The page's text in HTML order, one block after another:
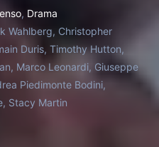
, Drama
Wahlberg, Christopher
Duris, Timothy Hutton,
Marco Leonardi, Giuseppe
Piedimonte Bodini,
Stacy Martin